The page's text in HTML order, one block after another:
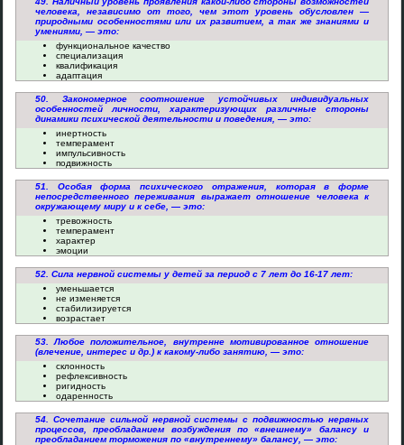
человека, независимо от того, чем этот уровень обусловлен —
природными особенностями или их развитием, а так же знаниями и
умениями, — это:
функциональное качество
специализация
квалификация
адаптация
50. Закономерное соотношение устойчивых индивидуальных
особенностей личности, характеризующих различные стороны
динамики психической деятельности и поведения, — это:
инертность
темперамент
импульсивность
подвижность
51. Особая форма психического отражения, которая в форме
непосредственного переживания выражает отношение человека к
окружающему миру и к себе, — это:
тревожность
темперамент
характер
эмоции
52. Сила нервной системы у детей за период с 7 лет до 16-17 лет:
уменьшается
не изменяется
стабилизируется
возрастает
53. Любое положительное, внутренне мотивированное отношение
(влечение, интерес и др.) к какому-либо занятию, — это:
склонность
рефлексивность
ригидность
одаренность
54. Сочетание сильной нервной системы с подвижностью нервных
процессов, преобладанием возбуждения по «внешнему» балансу и
преобладанием торможения по «внутреннему» балансу, — это: